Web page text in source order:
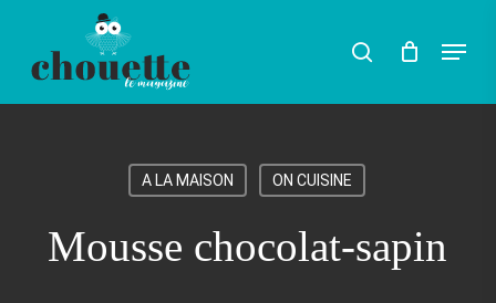
Rechercher
search Menu
A LA MAISON ON CUISINE
Mousse chocolat-sapin